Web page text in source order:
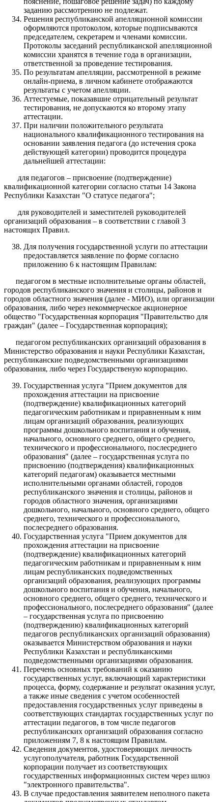
заданию рассмотрению не подлежат.
Решения республиканской апелляционной комиссии
оформляются протоколом, которые подписываются
председателем, секретарем и членами комиссии.
Протоколы заседаний республиканской апелляционной
комиссии хранятся в течение года в организации,
ответственной за проведение тестирования.
По результатам апелляции, рассмотренной в режиме
онлайн-приема, в личном кабинете отображаются
результаты с учетом апелляции.
Аттестуемые, показавшие отрицательный результат
тестирования, не допускаются ко второму этапу
аттестации.
При наличии положительного результата
национального квалификационного тестирования на
основании заявления педагога (до истечения срока
действующей категории) проводится процедура
дальнейшей аттестации:
для педагогов – присвоение (подтверждение)
квалификационной категории согласно статьи 14 Закона
Республики Казахстан "О статусе педагога";
для руководителей и заместителей руководителей
организаций образования – в соответствии с главой 3
настоящих Правил.
Для получения государственной услуги по аттестации
предоставляется заявление по форме согласно
приложению 6 к настоящим Правилам:
педагогом в местные исполнительные органы областей,
городов республиканского значения и столицы, районов и
городов областного значения (далее - МИО), или организации
образования, либо через некоммерческое акционерное
общество "Государственная корпорация "Правительство для
граждан" (далее – Государственная корпорация);
педагогом республиканских организаций образования в
Министерство образования и науки Республики Казахстан,
республиканские подведомственными организациями
образования, либо через Государственую корпорацию.
Государственная услуга "Прием документов для
прохождения аттестации на присвоение
(подтверждение) квалификационных категорий
педагогическим работникам и приравненным к ним
лицам организаций образования, реализующих
программы дошкольного воспитания и обучения,
начального, основного среднего, общего среднего,
технического и профессионального, послесреднего
образования" (далее – государственная услуга по
присвоению (подтверждения) квалификационных
категорий педагогам) оказывается местными
исполнительными органами областей, городов
республиканского значения и столицы, районов и
городов областного значения, организациями
дошкольного, начального, основного среднего, общего
среднего, технического и профессионального,
послесреднего образования.
Государственная услуга "Прием документов для
прохождения аттестации на присвоение
(подтверждение) квалификационных категорий
педагогическим работникам и приравненным к ним
лицам республиканских подведомственных
организаций образования, реализующих программы
дошкольного воспитания и обучения, начального,
основного среднего, общего среднего, технического и
профессионального, послесреднего образования" (далее
– государственная услуга по присвоению
(подтверждению) квалификационных категорий
педагогов республиканских организаций образования)
оказывается Министерством образования и науки
Республики Казахстан и республиканскими
подведомственными организациями образования.
Перечень основных требований к оказанию
государственных услуг, включающий характеристики
процесса, форму, содержание и результат оказания услуг,
а также иные сведения с учетом особенностей
предоставления государственных услуг приведены в
соответствующих стандартах государственных услуг по
аттестации педагогов, в том числе педагогов
республиканских организаций образования согласно
приложениям 7, 8 к настоящим Правилам.
Сведения документов, удостоверяющих личность
услугополучателя, работник Государственной
корпорации получает из соответствующих
государственных информационных систем через шлюз
"электронного правительства".
В случае предоставления заявителем неполного пакета